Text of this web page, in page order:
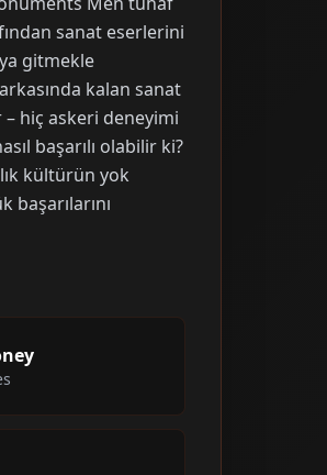
sanat eserlerini
gitmekle
kalan sanat
hiç askeri deneyimi
başarılı olabilir ki?
kültürün yok
başarılarını